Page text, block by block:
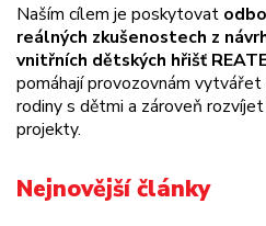
Naším cílem je poskytovat
reálných zkušenostech z
vnitřních dětských hřišť
pomáhají provozovnám
rodiny s dětmi a zároveň
projekty.
Nejnovější články